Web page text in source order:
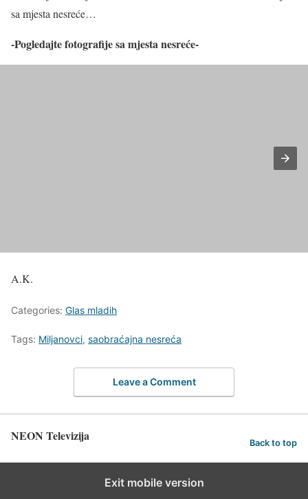
sa mjesta nesreće…
-Pogledajte fotografije sa mjesta nesreće-
A.K.
Categories: Glas mladih
Tags: Miljanovci, saobraćajna nesreća
Leave a Comment
NEON Televizija Back to top
Exit mobile version